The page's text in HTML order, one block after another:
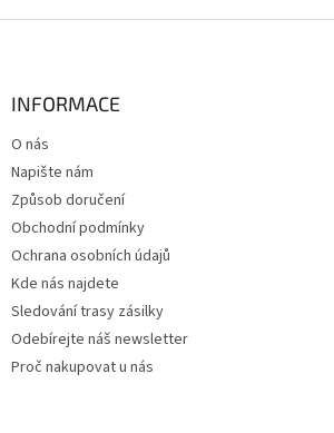
c
INFORMACE
O nás
Napište nám
Způsob doručení
Obchodní podmínky
Ochrana osobních údajů
Kde nás najdete
Sledování trasy zásilky
Odebírejte náš newsletter
Proč nakupovat u nás